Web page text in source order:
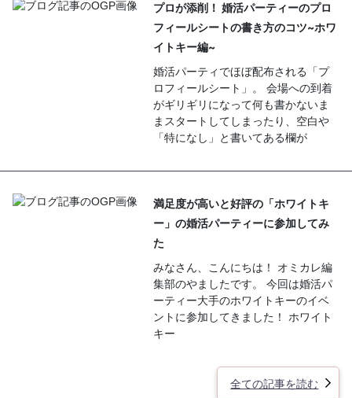
プロが添削！ 婚活パーティーのプロ
フィールシートの書き方のコツ~ホワ
イトキー編~
婚活パーティでほぼ配布される「プ
ロフィールシート」。 会場への到着
がギリギリになって何も書かないま
まスタートしてしまったり、空白や
「特になし」と書いてある欄が
満足度が高いと好評の「ホワイトキ
ー」の婚活パーティーに参加してみ
た
みなさん、こんにちは！ オミカレ編
集部のやましたです。 今回は婚活パ
ーティー大手のホワイトキーのイベ
ントに参加してきました！ ホワイト
キー
全ての記事を読む